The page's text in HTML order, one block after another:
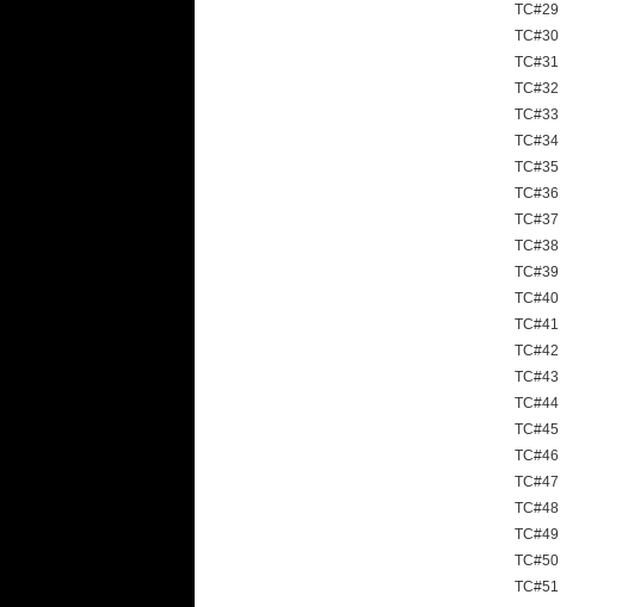
TC#29
TC#30
TC#31
TC#32
TC#33
TC#34
TC#35
TC#36
TC#37
TC#38
TC#39
TC#40
TC#41
TC#42
TC#43
TC#44
TC#45
TC#46
TC#47
TC#48
TC#49
TC#50
TC#51